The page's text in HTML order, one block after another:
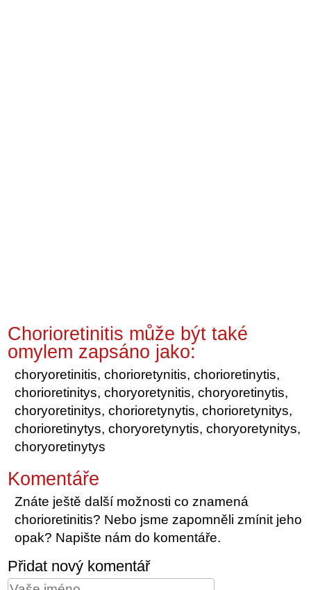
Chorioretinitis může být také
omylem zapsáno jako:
choryoretinitis, chorioretynitis, chorioretinytis,
chorioretinitys, choryoretynitis, choryoretinytis,
choryoretinitys, chorioretynytis, chorioretynitys,
chorioretinytys, choryoretynytis, choryoretynitys,
choryoretinytys
Komentáře
Znáte ještě další možnosti co znamená
chorioretinitis? Nebo jsme zapomněli zmínit jeho
opak? Napište nám do komentáře.
Přidat nový komentář